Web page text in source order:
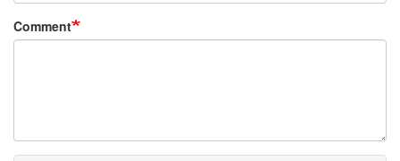
Comment